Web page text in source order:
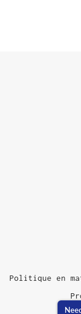
Politique en